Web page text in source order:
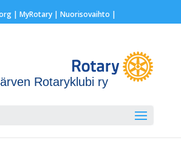
| MyRotary | Nuorisovaihto |
Rotaryklubi ry